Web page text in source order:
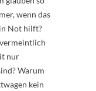
wenn das
Not hilft?
nur
Warum
kein